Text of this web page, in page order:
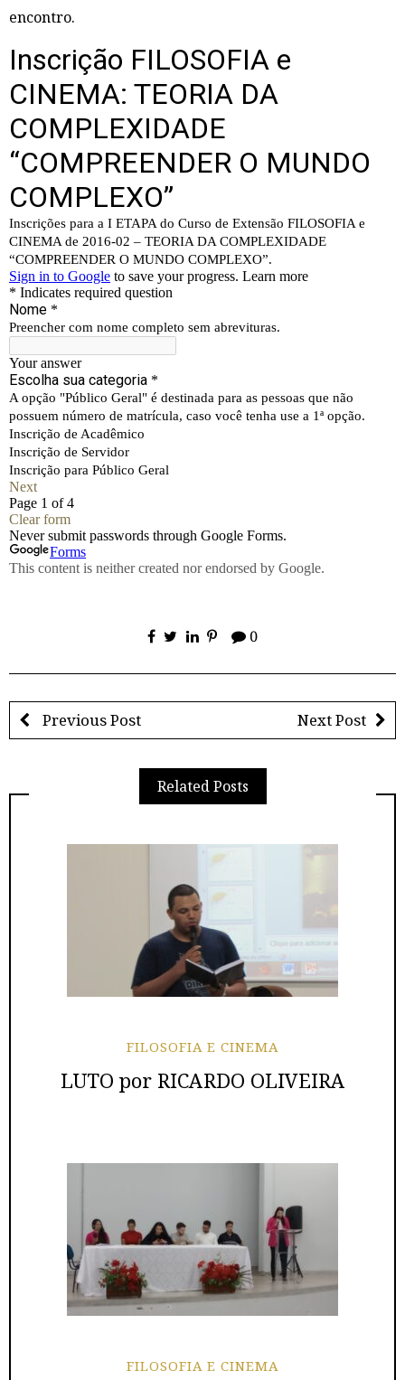
encontro.
0
Previous Post Next Post
Related Posts
FILOSOFIA E CINEMA
LUTO por RICARDO OLIVEIRA
FILOSOFIA E CINEMA